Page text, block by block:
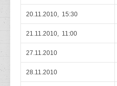
20.11.2010, 15:30
21.11.2010, 11:00
27.11.2010
28.11.2010